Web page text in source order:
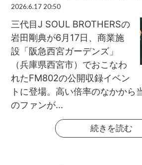
2026.6.17 20:50
三代目J SOUL BROTHERSの
岩田剛典が6月17日、商業施
設「阪急西宮ガーデンズ」
（兵庫県西宮市）でおこなわ
れたFM802の公開収録イベン
トに登場。高い倍率のなかから
のファンが...
続きを読む